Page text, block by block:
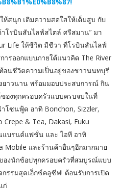
สนุก เติมความสดใสให้เต็มสูบ กับ
โรบินสันไลฟ์สไตล์ ศรีสมาน” มา
Life ให้ชีวิต มีชีวา ที่โรบินสันไลฟ์
ารออกแบบภายใต้แนวคิด The River
อนชีวิตความเป็นอยู่ของชาวนนทบุรี
ยาวนาน พร้อมมอบประสบการณ์ กิน
องทุกครอบครัวแบบครบจบในที่
โซนฟู้ด อาทิ Bonchon, Sizzler,
Crepe & Tea, Dakasi, Fuku
บรนด์แฟชั่น และ ไอที อาทิ
Mobile และร้านค้าอื่นๆอีกมากมาย
องนักช้อปทุกครอบครัวที่สมบูรณ์แบบ
รรมสุดเอ็กซ์คลูซีฟ! ต้อนรับการเปิด
ก่